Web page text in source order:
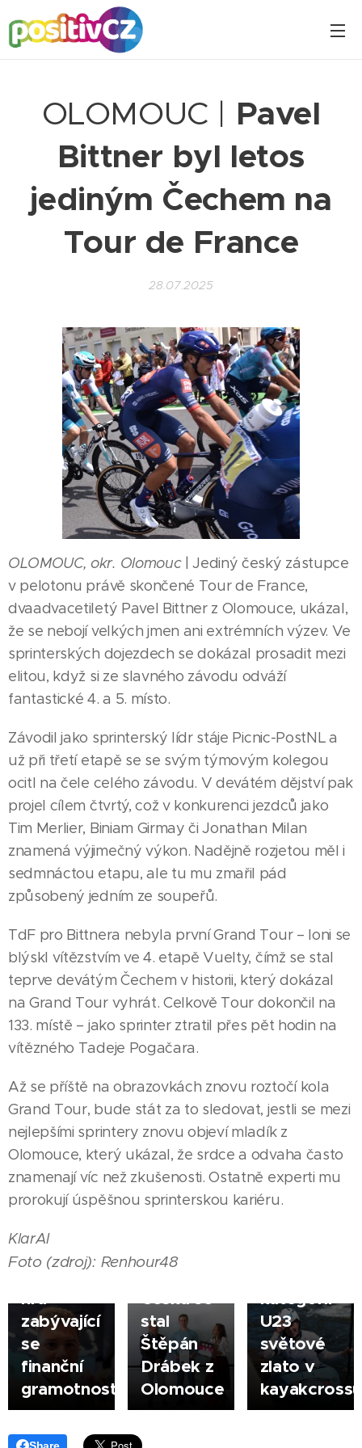
OLOMOUC | Pavel
Bittner byl letos
jediným Čechem na
Tour de France
28.07.2025
OLOMOUC, okr. Olomouc| Jediný český zástupce
v pelotonu právě skončené Tour de France,
dvaadvacetiletý Pavel Bittner z Olomouce, ukázal,
že se nebojí velkých jmen ani extrémních výzev. Ve
sprinterských dojezdech se dokázal prosadit mezi
elitou, když si ze slavného závodu odváží
fantastické 4. a 5. místo.
Závodil jako sprinterský lídr stáje Picnic-PostNL a
už při třetí etapě se se svým týmovým kolegou
ocitl na čele celého závodu. V devátém dějství pak
projel cílem čtvrtý, což v konkurenci jezdců jako
Tim Merlier, Biniam Girmay či Jonathan Milan
znamená výjimečný výkon. Nadějně rozjetou měl i
sedmnáctou etapu, ale tu mu zmařil pád
způsobený jedním ze soupeřů.
TdF pro Bittnera nebyla první Grand Tour – loni se
blýskl vítězstvím ve 4. etapě Vuelty, čímž se stal
teprve devátým Čechem v historii, který dokázal
na Grand Tour vyhrát. Celkově Tour dokončil na
133. místě – jako sprinter ztratil přes pět hodin na
vítězného Tadeje Pogačara.
Až se příště na obrazovkách znovu roztočí kola
Grand Tour, bude stát za to sledovat, jestli se mezi
nejlepšími sprintery znovu objeví mladík z
Olomouce, který ukázal, že srdce a odvaha často
znamenají víc než zkušenosti. Ostatně experti mu
prorokují úspěšnou sprinterskou kariéru.
KlarAI
Foto (zdroj): Renhour48
07.08.2026
OLOMOUC
Nový
není jen
tvůrce
videí a
pilot
dronu.
Třeba
připravuje
deskovou
hru
zabývající
se
finanční
gramotností
10.07.2026
OLOMOUC
Nejlepším
Česka se
stal
Štěpán
Drábek z
Olomouce
09.07.2026
OLOMOUC
kategorii
U23
světové
zlato v
kayakcrossu